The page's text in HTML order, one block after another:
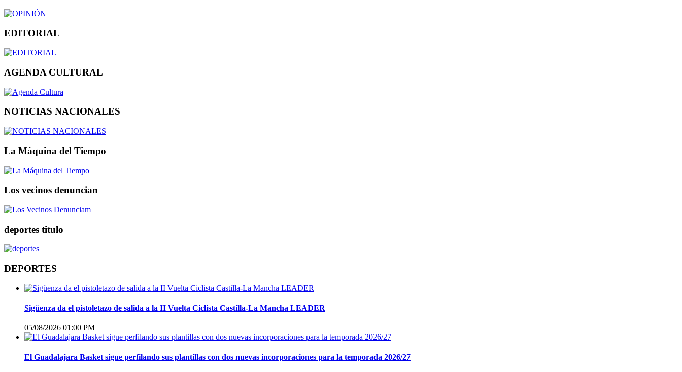
EDITORIAL
AGENDA CULTURAL
NOTICIAS NACIONALES
La Máquina del Tiempo
Los vecinos denuncian
deportes titulo
DEPORTES
Sigüenza da el pistoletazo de salida a la II Vuelta Ciclista Castilla-La Mancha LEADER
05/08/2026 01:00 PM
El Guadalajara Basket sigue perfilando sus plantillas con dos nuevas incorporaciones para la temporada 2026/27